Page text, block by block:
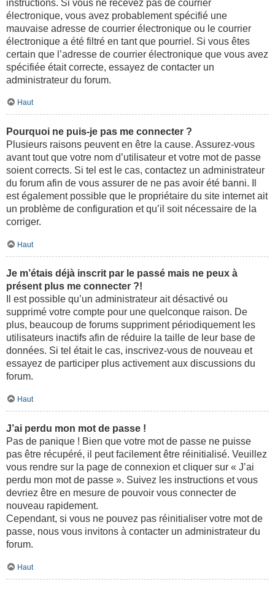
instructions. Si vous ne recevez pas de courrier
électronique, vous avez probablement spécifié une
mauvaise adresse de courrier électronique ou le courrier
électronique a été filtré en tant que pourriel. Si vous êtes
certain que l’adresse de courrier électronique que vous avez
spécifiée était correcte, essayez de contacter un
administrateur du forum.
Haut
Pourquoi ne puis-je pas me connecter ?
Plusieurs raisons peuvent en être la cause. Assurez-vous
avant tout que votre nom d’utilisateur et votre mot de passe
soient corrects. Si tel est le cas, contactez un administrateur
du forum afin de vous assurer de ne pas avoir été banni. Il
est également possible que le propriétaire du site internet ait
un problème de configuration et qu’il soit nécessaire de la
corriger.
Haut
Je m’étais déjà inscrit par le passé mais ne peux à
présent plus me connecter ?!
Il est possible qu’un administrateur ait désactivé ou
supprimé votre compte pour une quelconque raison. De
plus, beaucoup de forums suppriment périodiquement les
utilisateurs inactifs afin de réduire la taille de leur base de
données. Si tel était le cas, inscrivez-vous de nouveau et
essayez de participer plus activement aux discussions du
forum.
Haut
J’ai perdu mon mot de passe !
Pas de panique ! Bien que votre mot de passe ne puisse
pas être récupéré, il peut facilement être réinitialisé. Veuillez
vous rendre sur la page de connexion et cliquer sur « J’ai
perdu mon mot de passe ». Suivez les instructions et vous
devriez être en mesure de pouvoir vous connecter de
nouveau rapidement.
Cependant, si vous ne pouvez pas réinitialiser votre mot de
passe, nous vous invitons à contacter un administrateur du
forum.
Haut